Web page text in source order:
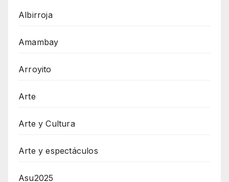
Albirroja
Amambay
Arroyito
Arte
Arte y Cultura
Arte y espectáculos
Asu2025